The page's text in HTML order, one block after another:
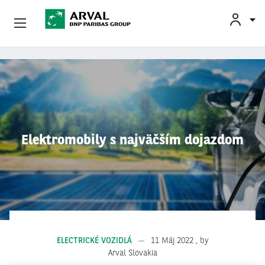
Skočiť na hlavný obsah
Elektromobily s najväčším dojazdom
ELECTRICKÉ VOZIDLÁ 11 Máj 2022
, by
Arval Slovakia
Podnikatelia
Mobilita
Partneri
O Spoločnosti Arval
Informácie Pre Vodičov
My Arval For Fleet Manager